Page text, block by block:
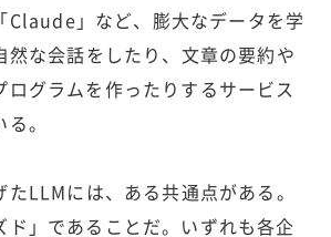
Claude」など、膨大なデータを学
然な会話をしたり、文章の要約や
ログラムを作ったりするサービス
。
LLMには、ある共通点がある。
ド」であることだ。いずれも各企